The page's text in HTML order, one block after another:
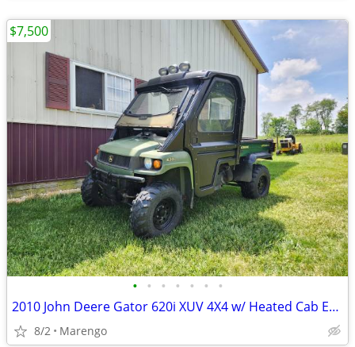
• • • • • • •
2010 John Deere Gator 620i XUV 4X4 w/ Heated Cab Enclosure
8/2 Marengo
$7,500